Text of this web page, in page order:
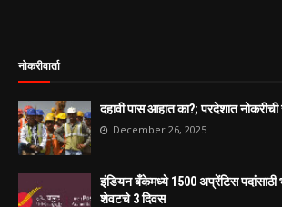
नोकरीवार्ता
दहावी पास आहात का?; परदेशात नोकरीची
December 26, 2025
इंडियन बँकेमध्ये 1500 अप्रेंटिस पदांसाठी
शेवटचे 3 दिवस